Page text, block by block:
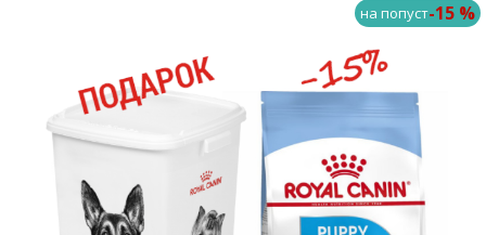
на попуст-15 %